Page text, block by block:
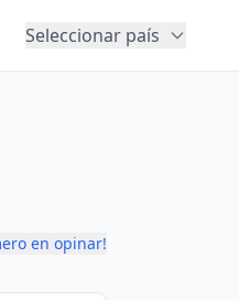
Seleccionar país
en opinar!